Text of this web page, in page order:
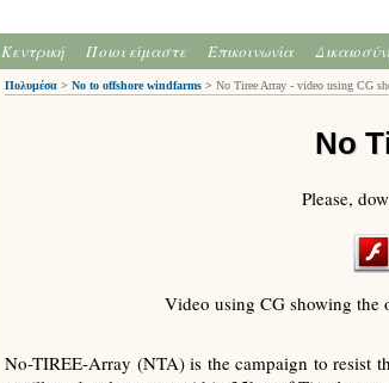
Κεντρική Ποιοι είμαστε Επικοινωνία
Πολυμέσα > No to offshore windfarms > No Tiree Array - video using CG
No
Please,
Video using CG showing the
No-TIREE-Array (NTA) is the campaign to resist